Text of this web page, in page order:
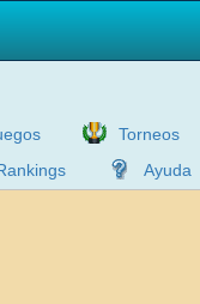
Torneos
Ayuda